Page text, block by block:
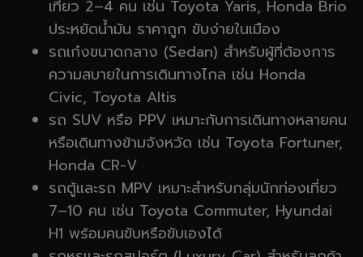
เที่ยว 2–4 คน เช่น Toyota Yaris, Honda Brio
ประหยัดน้ำมัน ราคาถูก ขับง่ายในเมือง
รถเก๋งขนาดกลาง (Sedan) สำหรับผู้ที่ต้องการ
ความสบายในการเดินทางไกล เช่น Honda
Civic, Toyota Altis
รถ SUV หรือ PPV เหมาะกับการเดินทางหลายคน
หรือเดินทางข้ามจังหวัด เช่น Toyota Fortuner,
Honda CR-V
รถตู้และรถ MPV เหมาะสำหรับกลุ่มนักท่องเที่ยว
7–10 คน เช่น Toyota Commuter, Hyundai
H1 พร้อมคนขับหรือขับเองได้